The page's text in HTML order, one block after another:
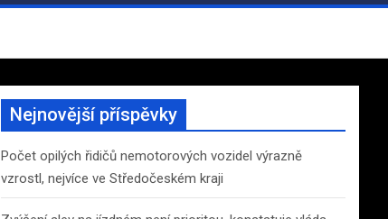
Nejnovější příspěvky
Počet opilých řidičů nemotorových vozidel výrazně
vzrostl, nejvíce ve Středočeském kraji